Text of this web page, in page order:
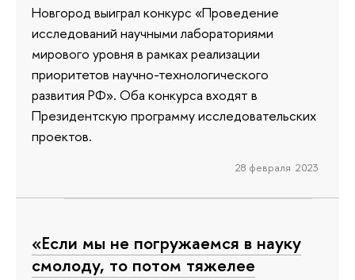
Новгород выиграл конкурс «Проведение
исследований научными лабораториями
мирового уровня в рамках реализации
приоритетов научно-технологического
развития РФ». Оба конкурса входят в
Президентскую программу исследовательских
проектов.
28 февраля 2023
«Если мы не погружаемся в науку
смолоду, то потом тяжелее